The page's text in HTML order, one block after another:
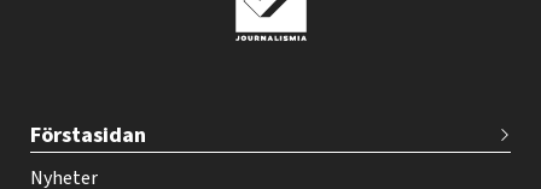
e
h
Förstasidan
Nyheter